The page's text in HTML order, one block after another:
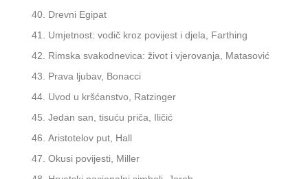
Drevni Egipat
Umjetnost: vodič kroz povijest i djela, Farthing
Rimska svakodnevica: život i vjerovanja, Matasović
Prava ljubav, Bonacci
Uvod u kršćanstvo, Ratzinger
Jedan san, tisuću priča, Iličić
Aristotelov put, Hall
Okusi povijesti, Miller